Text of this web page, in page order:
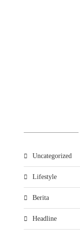
Uncategorized
Lifestyle
Berita
Headline